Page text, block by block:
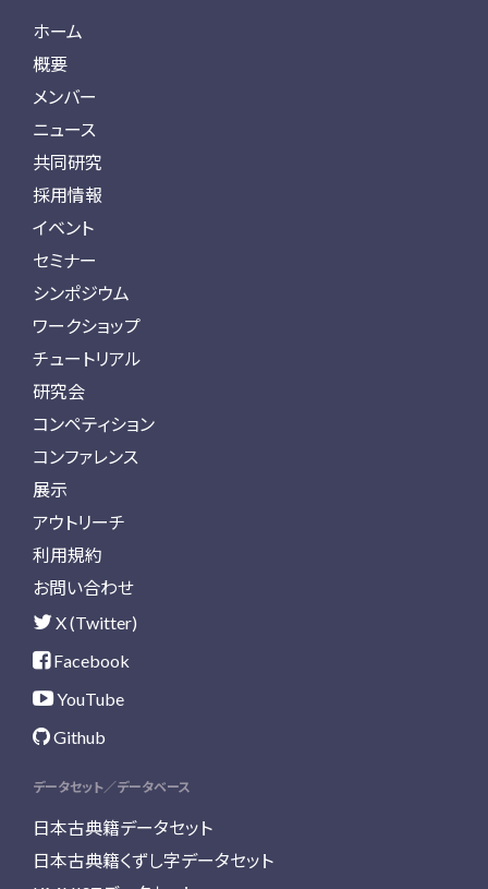
ホーム
概要
メンバー
ニュース
共同研究
採用情報
イベント
セミナー
シンポジウム
ワークショップ
チュートリアル
研究会
コンペティション
コンファレンス
展示
アウトリーチ
利用規約
お問い合わせ
X (Twitter)
Facebook
YouTube
Github
データセット／データベース
日本古典籍データセット
日本古典籍くずし字データセット